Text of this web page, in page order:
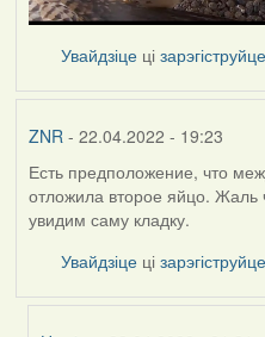
Увайдзіце ці
ZNR - 22.04.2022 - 19:23
Есть предположение, что
отложила второе яйцо. Жаль
увидим саму кладку.
Увайдзіце ці